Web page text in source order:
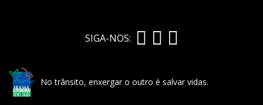
SIGA-NOS:
No trânsito, enxergar o outro é salvar vidas.